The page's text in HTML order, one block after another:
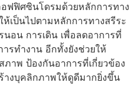
ฟฟิศซินโดรมด้วยหลักการทาง
เป็นไปตามหลักการทางสรีระ
อน การเดิน เพื่อลดอาการที่
ารทำงาน อีกทั้งยังช่วยให้
าพ ป้องกันอาการที่เกี่ยวข้อง
งบุคลิกภาพให้ดูดีมากยิ่งขึ้น